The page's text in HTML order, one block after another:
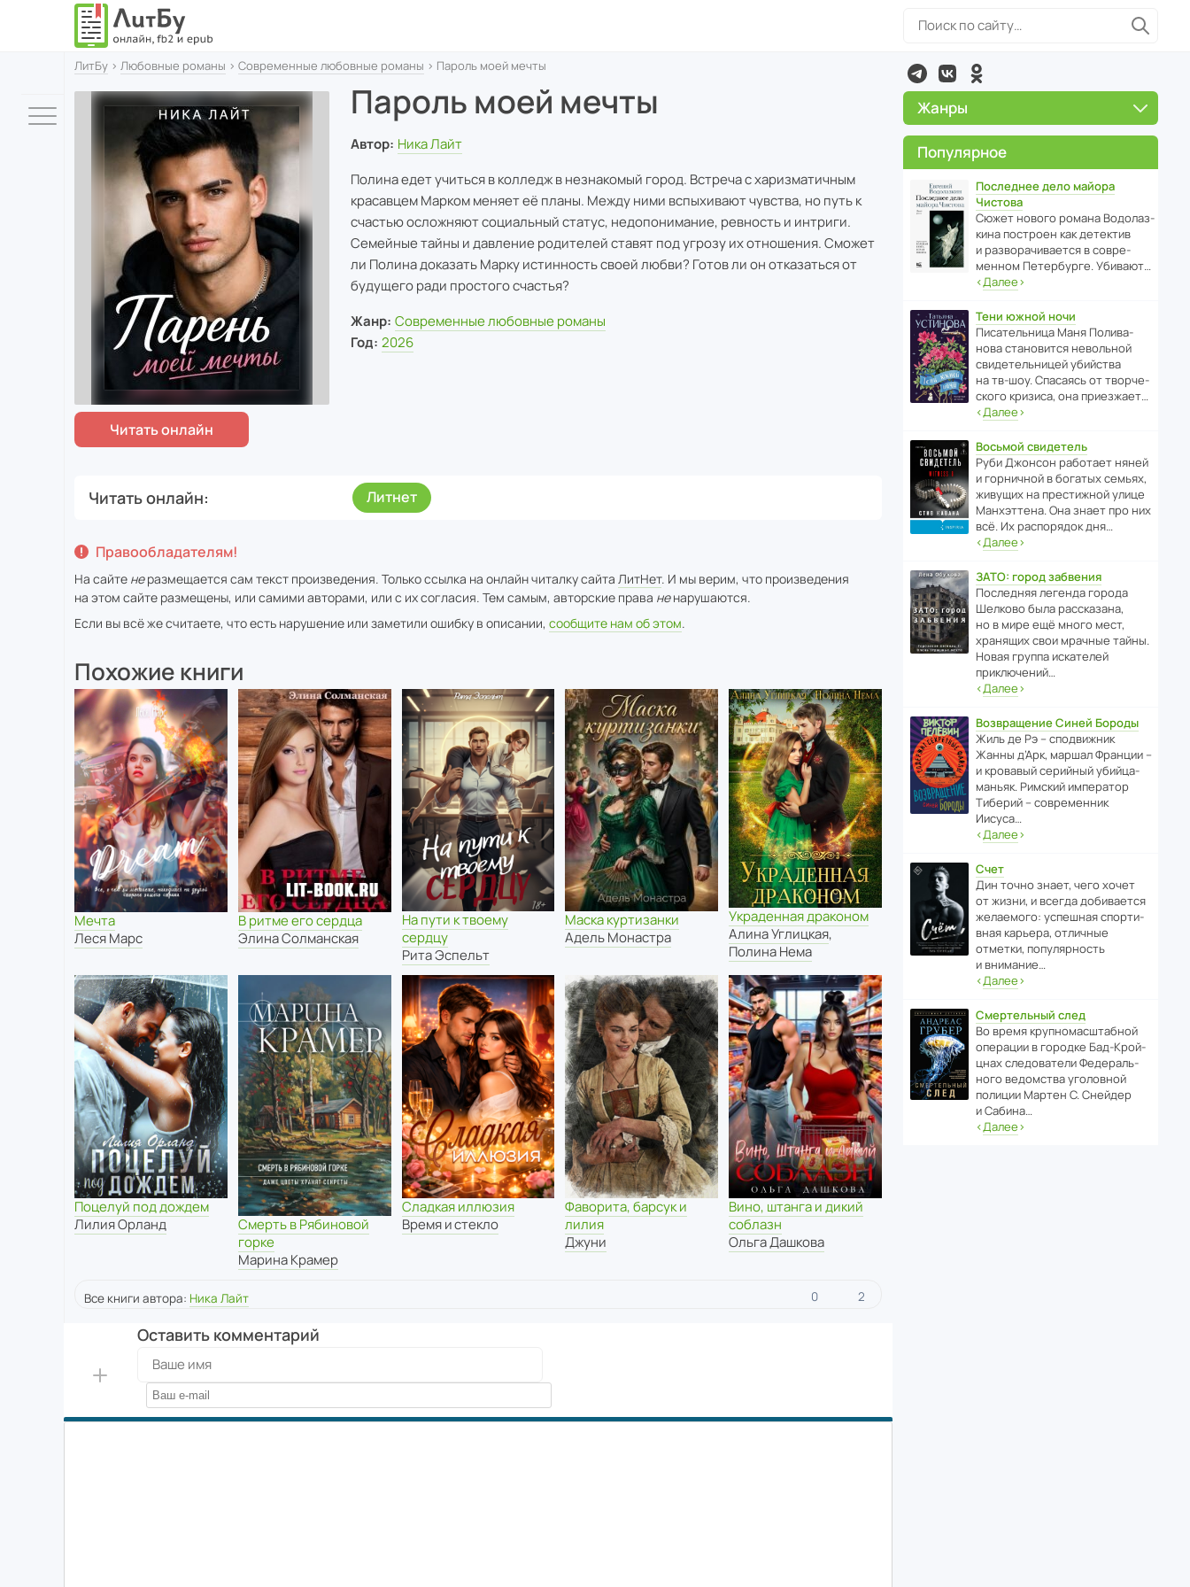
ЛитБу › Любовные романы › Современные любовные романы › Пароль моей мечты
Пароль моей мечты
Автор: Ника Лайт
Полина едет учиться в колледж в незнакомый город. Встреча с харизматичным
красавцем Марком меняет её планы. Между ними вспыхивают чувства, но путь к
счастью осложняют социальный статус, недопонимание, ревность и интриги.
Семейные тайны и давление родителей ставят под угрозу их отношения. Сможет
ли Полина доказать Марку истинность своей любви? Готов ли он отказаться от
будущего ради простого счастья?
Жанр: Современные любовные романы
Год: 2026
Читать онлайн Литнет
Правообладателям!
На сайте неразмещается сам текст произведения. Только ссылка на онлайн читалку сайта ЛитНет. И мы верим, что произведения
на этом сайте размещены, или самими авторами, или с их согласия. Тем самым, авторские права ненарушаются.
Если вы всё же считаете, что есть нарушение или заметили ошибку в описании, сообщите нам об этом.
Похожие книги
Мечта
Леся Марс
В ритме его сердца
Элина Солманская
На пути к твоему
сердцу
Рита Эспельт
Маска куртизанки
Адель Монастра
Украденная драконом
Алина Углицкая,
Полина Нема
Поцелуй под дождем
Лилия Орланд
Смерть в Рябиновой
горке
Марина Крамер
Сладкая иллюзия
Время и стекло
Фаворита, барсук и
лилия
Джуни
Вино, штанга и дикий
соблазн
Ольга Дашкова
Все книги автора: Ника Лайт 0 2
Оставить комментарий
Жанры
Популярное
Последнее дело майора
Чистова
Сюжет нового романа Водо­ла­з­
кина пост­роен как дете­ктив
и разво­ра­чи­ва­ется в совре­
менном Пете­р­бурге. Убивают…
‹Далее›
Тени южной ночи
Писа­тель­ница Маня Поли­ва­
нова стано­вится невольной
свиде­тель­ницей убийства
на тв-шоу. Спасаясь от твор­че­
с­кого кризиса, она приезжает…
‹Далее›
Восьмой свидетель
Руби Джонсон рабо­тает няней
и горни­чной в богатых семьях,
живущих на прес­ти­жной улице
Манх­эт­тена. Она знает про них
всё. Их распо­рядок дня…
‹Далее›
ЗАТО: город забвения
После­дняя легенда города
Шелково была расска­зана,
но в мире ещё много мест,
хранящих свои мрачные тайны.
Новая группа иска­телей
приключений…
‹Далее›
Возвращение Синей Бороды
Жиль де Рэ – спод­ви­жник
Жанны д’Арк, маршал Франции –
и кровавый серийный убийца-
маньяк. Римский импе­ратор
Тиберий – совре­менник
Иисуса…
‹Далее›
Счет
Дин точно знает, чего хочет
от жизни, и всегда доби­ва­ется
жела­е­мого: успе­шная спор­ти­
вная карьера, отли­чные
отметки, попу­ля­р­ность
и внимание…
‹Далее›
Смертельный след
Во время круп­но­мас­ш­та­бной
операции в городке Бад‑Крой­
цнах следо­ва­тели Феде­раль­
ного ведомства уголо­вной
полиции Мартен С. Снейдер
и Сабина…
‹Далее›